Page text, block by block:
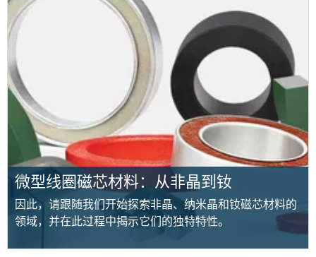
微型线圈磁芯材料：从非晶到钕
因此，请跟随我们开始探索非晶、纳米晶和钕磁芯材料的
领域，并在此过程中揭示它们的独特特性。